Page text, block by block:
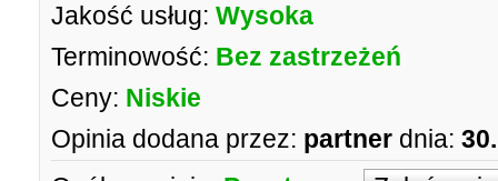
Jakość usług: Wysoka
Terminowość: Bez zastrzeżeń
Ceny: Niskie
Opinia dodana przez: partner dnia: